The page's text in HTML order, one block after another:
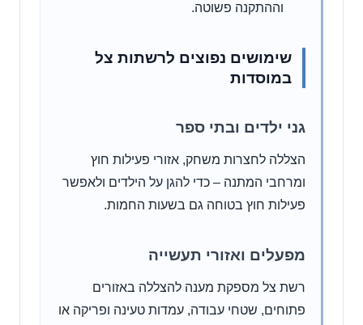
וההתקנה פשוטה.
שימושים נפוצים לרשתות צל
במוסדות
גני ילדים ובתי ספר
הצללה לחצרות משחק, אזורי פעילות חוץ
ומרחבי המתנה – כדי להגן על הילדים ולאפשר
פעילות חוץ בטוחה גם בשעות החמות.
מפעלים ואזורי תעשייה
רשת צל מספקת מענה להצללה באזורים
פתוחים, שטחי עבודה, עמדות טעינה ופריקה או